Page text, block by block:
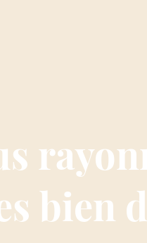
bien